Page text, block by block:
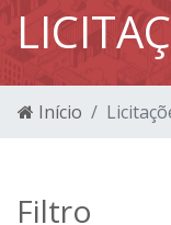
Início
Filtro